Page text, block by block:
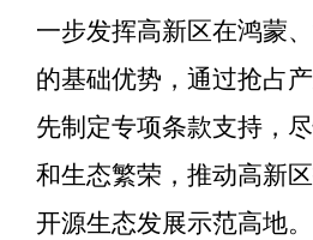
一步发挥高新区在鸿蒙
的基础优势，通过抢占
先制定专项条款支持，
和生态繁荣，推动高新
开源生态发展示范高地。